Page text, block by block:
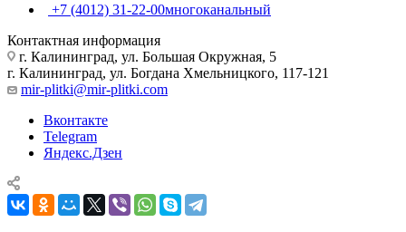
+7 (4012) 31-22-00многоканальный
Контактная информация
г. Калининград, ул. Большая Окружная, 5
г. Калининград, ул. Богдана Хмельницкого, 117-121
mir-plitki@mir-plitki.com
Вконтакте
Telegram
Яндекс.Дзен